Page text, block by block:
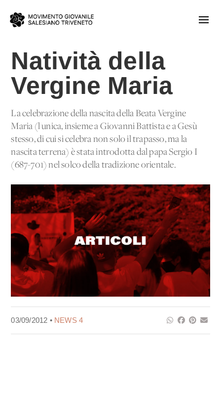
Natività della
Vergine Maria
La celebrazione della nascita della Beata Vergine
Maria (l'unica, insieme a Giovanni Battista e a Gesù
stesso, di cui si celebra non solo il trapasso, ma la
nascita terrena) è stata introdotta dal papa Sergio I
(687-701) nel solco della tradizione orientale.
03/09/2012 • NEWS 4